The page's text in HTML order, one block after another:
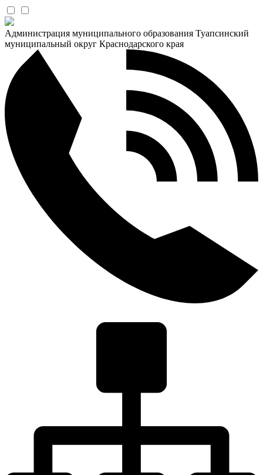
Администрация муниципального образования Туапсинский
муниципальный округ Краснодарского края